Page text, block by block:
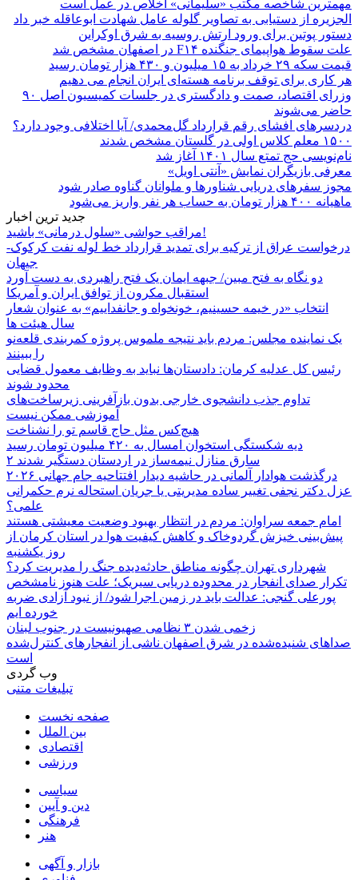
مهمترین شاخصه مکتب «سلیمانی» اخلاص در عمل است
الجزیره از دستیابی به تصاویر گلوله عامل شهادت ابوعاقله خبر داد
دستور پوتین برای ورود ارتش روسیه به شرق اوکراین
علت سقوط هواپیمای جنگنده F۱۴ در اصفهان مشخص شد
قیمت سکه ۲۹ خرداد به ۱۵ میلیون و ۴۳۰ هزار تومان رسید
هر کاری برای توقف برنامه هسته‌ای ایران انجام می دهیم
وزرای اقتصاد، صمت و دادگستری در جلسات کمیسیون اصل ۹۰
حاضر می‌شوند
دردسرهای افشای رقم قرارداد گل‌محمدی/ آیا اختلافی وجود دارد؟
۱۵۰۰ معلم کلاس اولی در گلستان مشخص شدند
نام‌نویسی حج تمتع سال ۱۴۰۱ آغاز شد
معرفی بازیگران نمایش «آنتی اویل»
مجوز سفرهای دریایی شناورها و ملوانان گناوه صادر شود
ماهیانه ۴۰۰ هزار تومان به حساب هر نفر واریز می‌شود
جدید ترین اخبار
مراقب حواشی «سلول درمانی» باشید!
درخواست عراق از ترکیه برای تمدید قرارداد خط لوله نفت کرکوک-
جیهان
دو نگاه به فتح مبین/ جبهه ایمان یک فتح راهبردی به دست آورد
استقبال مکرون از توافق ایران و آمریکا
انتخاب «در خیمه حسینیم، خونخواه و جانفداییم» به عنوان شعار
سال هیئت ها
یک نماینده مجلس: مردم باید نتیجه ملموس پروژه کمربندی قلعه‌نو
را ببینند
رئیس کل عدلیه کرمان: دادستان‌ها نباید به وظایف معمول قضایی
محدود شوند
تداوم جذب دانشجوی خارجی بدون بازآفرینی زیرساخت‌های
آموزشی ممکن نیست
هیچ‌کس مثل حاج قاسم تو را نشناخت
دیه شکستگی استخوان امسال به ۴۲۰ میلیون تومان رسید
۲ سارق منازل نیمه‌ساز در اردستان دستگیر شدند
درگذشت هوادار آلمانی در حاشیه دیدار افتتاحیه جام جهانی ۲۰۲۶
عزل دکتر نجفی تغییر ساده مدیریتی یا جریان استحاله نرم حکمرانی
علمی؟
امام جمعه سراوان: مردم در انتظار بهبود وضعیت معیشتی هستند
پیش‌بینی خیزش گردوخاک و کاهش کیفیت هوا در استان کرمان از
روز یکشنبه
شهرداری تهران چگونه مناطق حادثه‌دیده جنگ را مدیریت کرد؟
تکرار صدای انفجار در محدوده دریایی سیریک؛ علت هنوز نامشخص
پورعلی گنجی: عدالت باید در زمین اجرا شود/ از نبود آزادی ضربه
خورده ایم
زخمی شدن ۳ نظامی صهیونیست در جنوب لبنان
صداهای شنیده‌شده در شرق اصفهان ناشی از انفجارهای کنترل‌شده
است
وب گردی
تبلیغات متنی
صفحه نخست
بین الملل
اقتصادی
ورزشی
سیاسی
دین و آیین
فرهنگی
هنر
بازار و آگهی